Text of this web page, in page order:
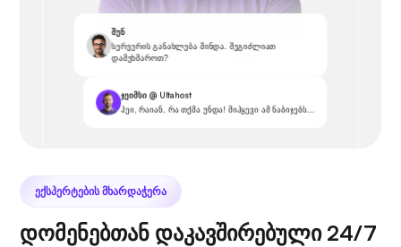
შენ
სერვერის განახლება მინდა. შეგიძლიათ
დამეხმაროთ?
ჯეიმსი @ Ultahost
ჰეი, რაიან, რა თქმა უნდა! მიჰყევი ამ ნაბიჯებს...
ᲔᲥᲡᲞᲔᲠᲢᲔᲑᲘᲡ ᲛᲮᲐᲠᲓᲐᲭᲔᲠᲐ
დომენებთან დაკავშირებული 24/7